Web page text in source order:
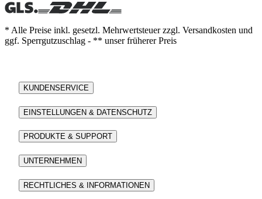
* Alle Preise inkl. gesetzl. Mehrwertsteuer zzgl. Versandkosten und
ggf. Sperrgutzuschlag - ** unser früherer Preis
KUNDENSERVICE
EINSTELLUNGEN & DATENSCHUTZ
PRODUKTE & SUPPORT
UNTERNEHMEN
RECHTLICHES & INFORMATIONEN